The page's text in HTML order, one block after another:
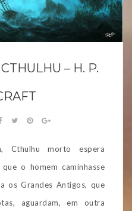
– H. P.
Cthulhu morto espera
que o homem caminhasse
os Grandes Antigos, que
aguardam, em outra